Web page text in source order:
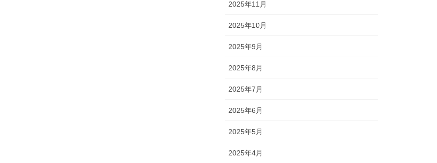
2025年11月
2025年10月
2025年9月
2025年8月
2025年7月
2025年6月
2025年5月
2025年4月